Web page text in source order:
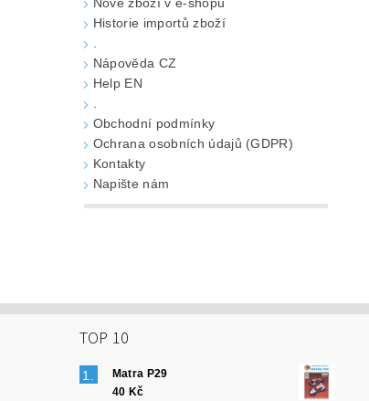
Historie importů zboží
Nápověda CZ
Help EN
Obchodní podmínky
Ochrana osobních údajů (GDPR)
Kontakty
Napište nám
TOP 10
Matra P29
40 Kč